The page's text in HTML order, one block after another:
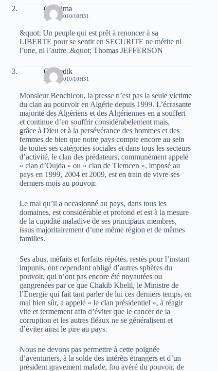
Ghanima
5 MAI 2010/10H31
&quot; Un peuple qui est prêt à renoncer à sa
LIBERTE pour se sentir en SECURITE ne mérite ni
l’une, ni l’autre .&quot; Thomas JEFFERSON
Oussedik
5 MAI 2010/10H31
Monsieur Benchicou, la presse n’est pas la seule victime
du clan au pourvoir en Algérie depuis 1999. L’écrasante
majorité des Algériens et des Algériennes en a souffert
et continue d’en souffrir considérabelement mais,
grâce à Dieu et à la persévérance des hommes et des
femmes de bien que notre pays compte encore au sein
de toutes ses catégories sociales et dans tous les secteurs
d’activité, le clan des prédateurs, communément appelé
« clan d’Oujda » ou « clan de Tlemcen », imposé au
pays en 1999, 2004 et 2009, est en train de vivre ses
derniers mois au pouvoir.
Le mal qu’il a occasionné au pays, dans tous les
domaines, est considérable et profond et est à la mesure
de la cupidité maladive de ses principaux membres,
issus majoritairement d’une même région et de mêmes
familles.
Ses abus, méfaits et forfaits répétés, restés pour l’instant
impunis, ont cependant obligé d’autres sphères du
pouvoir, qui n’ont pas encore été noyautées ou
gangrenées par ce que Chakib Khelil, le Ministre de
l’Energie qui fait tant parler de lui ces derniers temps, en
mal bien sûr, a appelé « le clan présidentiel », à réagir
vite et fermement afin d’éviter que le cancer de la
corruption et les autres fléaux ne se généralisent et
d’éviter ainsi le pire au pays.
Nous ne devons pas permettre à cette poignée
d’aventuriers, à la solde des intérêts étrangers et d’un
président gravement malade, fou avéré du pouvoir, de